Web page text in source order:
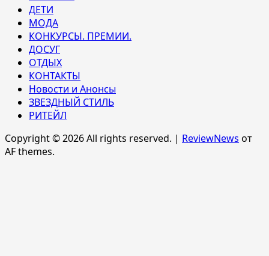
ДЕТИ
МОДА
КОНКУРСЫ. ПРЕМИИ.
ДОСУГ
ОТДЫХ
КОНТАКТЫ
Новости и Анонсы
ЗВЕЗДНЫЙ СТИЛЬ
РИТЕЙЛ
Copyright © 2026 All rights reserved. | ReviewNews от
AF themes.